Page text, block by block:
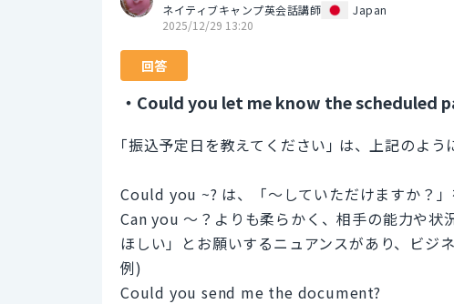
ネイティブキャンプ英会話講師
Japan
2025/12/29 13:20
回答
・Could you let me know the scheduled
｢振込予定日を教えてください｣ は、上記のよう
Could you ~? は、「～していただけますか？」
Can you ～？よりも柔らかく、相手の能力や状
ほしい」とお願いするニュアンスがあり、ビジ
例)
Could you send me the document?